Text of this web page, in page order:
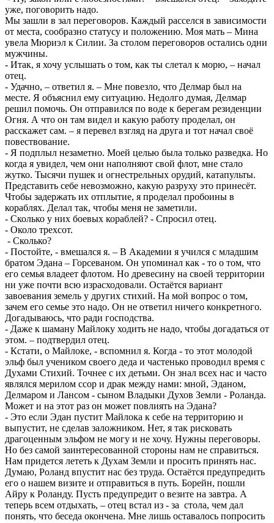
уже, поговорить надо.
Мы зашли в зал переговоров. Каждый расселся в зависимости
от места, сообразно статусу и положению. Моя мать – Мина
увела Мюриэл к Силии. За столом переговоров остались одни
мужчины.
- Итак, я хочу услышать о том, как ты слетал к морю, – начал
отец.
- Удачно, – ответил я. – Мне повезло, что Делмар был на
месте. Я объяснил ему ситуацию. Недолго думая, Делмар
решил помочь. Он отправился по воде к берегам резиденции
Огня. А что он там видел и какую работу проделал, он
расскажет сам. – я перевел взгляд на друга и тот начал своё
повествование.
- Я подплыл незаметно. Моей целью была только разведка. Но
когда я увидел, чем они наполняют свой флот, мне стало
жутко. Тысячи пушек и огнестрельных орудий, катапульты.
Представить себе невозможно, какую разруху это принесёт.
Чтобы задержать их отплытие, я проделал пробоины в
кораблях. Делал так, чтобы меня не заметили.
- Сколько у них боевых кораблей? - Спросил отец.
- Около трехсот.
- Сколько?
- Постойте, - вмешался я. – В Академии я учился с младшим
братом Эдана – Горсеваном. Он упоминал как - то о том, что
его семья владеет флотом. Но древесину на своей территории
ни уже почти всю израсходовали. Остаётся вариант
завоевания земель у других стихий. На мой вопрос о том,
зачем его семье это надо. Он не ответил ничего конкретного.
Догадываюсь, что ради господства.
- Даже к шаману Майлоку ходить не надо, чтобы догадаться от
этом. – подтвердил отец.
- Кстати, о Майлоке, - вспомнил я. Когда - то этот молодой
эльф был учеником своего деда и частенько проводил время с
Духами Стихий. Точнее с их детьми. Он знал всех нас и часто
являлся мерилом ссор и драк между нами: мной, Эданом,
Делмаром и Лансом - сыном Владыки Духов Земли - Роланда.
Может и на этот раз он может повлиять на Эдана?
- Это если Эдан пустит Майлока к себе на территорию и
выпустит, не сделав заложником. Нет, я так рисковать
драгоценным эльфом не могу и не хочу. Нужны переговоры.
Но без самой заинтересованной стороны нам не справиться.
Нам придется лететь к Духам Земли и просить принять нас.
Думаю, Роланд впустит нас без труда. Остаётся предупредить
его о нашем визите и отправиться в путь. Борейн, пошли
Айру к Роланду. Пусть предупредит о везите на завтра. А
теперь всем отдыхать, – отец встал из - за стола, чем дал
понять, что беседа окончена. Мне лишь оставалось попросить